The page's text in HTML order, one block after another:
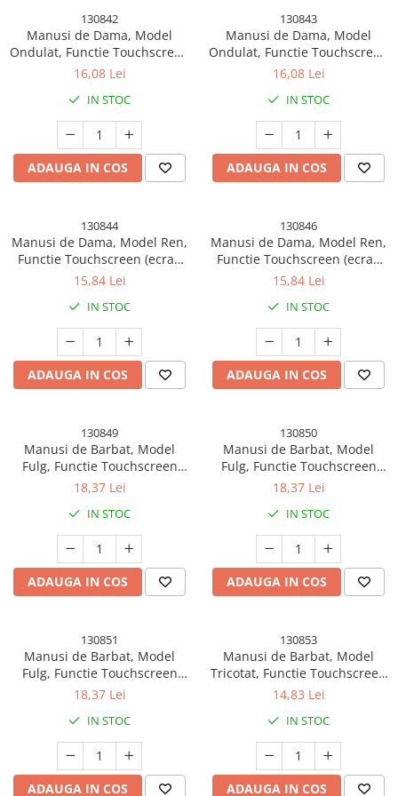
Decoratiuni Brad
Decoratiuni Craciun
Decoratiuni Luminoase
Fundite Brad
Ghirlanda Decorativa
Iluminat Festiv
Instalatii de Craciun
Liniar / Sir
Ornamente Brad
Suport Decorativ Lumanare
Ingrijire personala si cosmetice
Accesorii Machiaj si Trimmere
Fitness si sport
Genti Cosmetice si Organizare
Ingrijire par si Accesorii
Perii Electrice
Placi de indreptat parul
Ingrijirea Unghiilor
Palete Farduri si Truse Make-Up
Kendama si Spinnere
Kendama Chicanos V2 Cupe Mari
Kendama Chicanos V3 King Size
Kendama Frequency V3 King Size
Kendama Legendary
Kendama Legendary V2 Cupe Mari
130842
Manusi de Dama, Model
Ondulat, Functie Touchscreen
(ecran tactil), Material Acril
Interior Catifelat, Marime
Universala, Galben/Roz
16,08 Lei
IN STOC
ADAUGA IN COS
130843
Manusi de Dama, Model
Ondulat, Functie Touchscreen
(ecran tactil), Material Acril
Interior Catifelat, Marime
Universala,
Portocaliu/Albastru
16,08 Lei
IN STOC
ADAUGA IN COS
130844
Manusi de Dama, Model Ren,
Functie Touchscreen (ecran
tactil), Material Acril Tricotat,
Catifelat, Marime Universala,
Kaki
15,84 Lei
IN STOC
ADAUGA IN COS
130846
Manusi de Dama, Model Ren,
Functie Touchscreen (ecran
tactil), Material Acril Tricotat,
Catifelat, Marime Universala,
Roz
15,84 Lei
IN STOC
ADAUGA IN COS
130849
Manusi de Barbat, Model
Fulg, Functie Touchscreen
(ecran tactil), Material Acril
Interior Catifelat, Marime
Universala, Negru
18,37 Lei
IN STOC
ADAUGA IN COS
130850
Manusi de Barbat, Model
Fulg, Functie Touchscreen
(ecran tactil), Material Acril
Interior Catifelat, Marime
Universala, Gri
18,37 Lei
IN STOC
ADAUGA IN COS
130851
Manusi de Barbat, Model
Fulg, Functie Touchscreen
(ecran tactil), Material Acril
Interior Catifelat, Marime
Universala, Albastru Marin
18,37 Lei
IN STOC
ADAUGA IN COS
130853
Manusi de Barbat, Model
Tricotat, Functie Touchscreen
(ecran tactil), Material Acril,
Catifelat, Marime Universala,
Gri
14,83 Lei
IN STOC
ADAUGA IN COS